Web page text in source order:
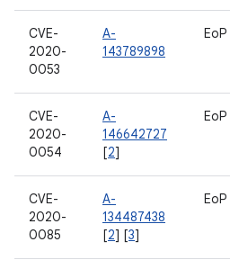
CVE-
2020-
0053
A-
143789898
EoP
CVE-
2020-
0054
A-
146642727
[2]
EoP
CVE-
2020-
0085
A-
134487438
[2] [3]
EoP